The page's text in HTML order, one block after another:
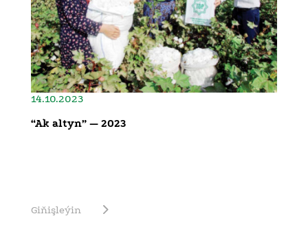
14.10.2023
“Ak altyn” — 2023
Giňişleýin